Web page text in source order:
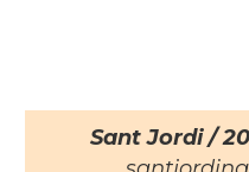
Sant Jordi /